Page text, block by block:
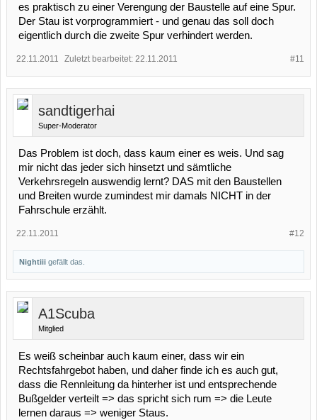
es praktisch zu einer Verengung der Baustelle auf eine Spur.
Der Stau ist vorprogrammiert - und genau das soll doch
eigentlich durch die zweite Spur verhindert werden.
#11
22.11.2011 Zuletzt bearbeitet: 22.11.2011
sandtigerhai
Super-Moderator
Das Problem ist doch, dass kaum einer es weis. Und sag
mir nicht das jeder sich hinsetzt und sämtliche
Verkehrsregeln auswendig lernt? DAS mit den Baustellen
und Breiten wurde zumindest mir damals NICHT in der
Fahrschule erzählt.
#12
22.11.2011
Nightiii gefällt das.
A1Scuba
Mitglied
Es weiß scheinbar auch kaum einer, dass wir ein
Rechtsfahrgebot haben, und daher finde ich es auch gut,
dass die Rennleitung da hinterher ist und entsprechende
Bußgelder verteilt => das spricht sich rum => die Leute
lernen daraus => weniger Staus.